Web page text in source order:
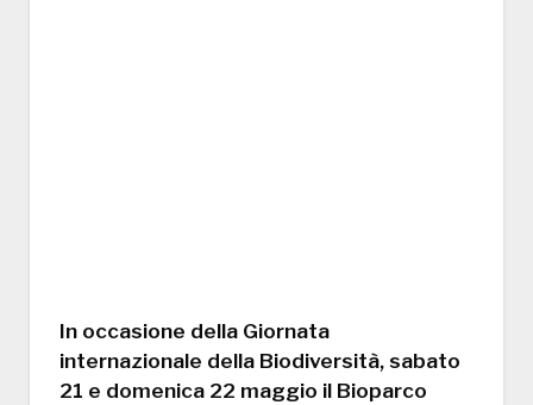
In occasione della Giornata
internazionale della Biodiversità, sabato
21 e domenica 22 maggio il Bioparco